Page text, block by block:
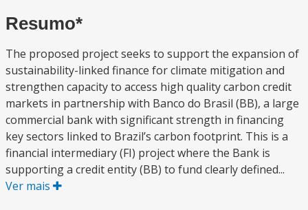
Resumo*
The proposed project seeks to support the expansion of
sustainability-linked finance for climate mitigation and
strengthen capacity to access high quality carbon credit
markets in partnership with Banco do Brasil (BB), a large
commercial bank with significant strength in financing
key sectors linked to Brazil’s carbon footprint. This is a
financial intermediary (FI) project where the Bank is
supporting a credit entity (BB) to fund clearly defined...
Ver mais